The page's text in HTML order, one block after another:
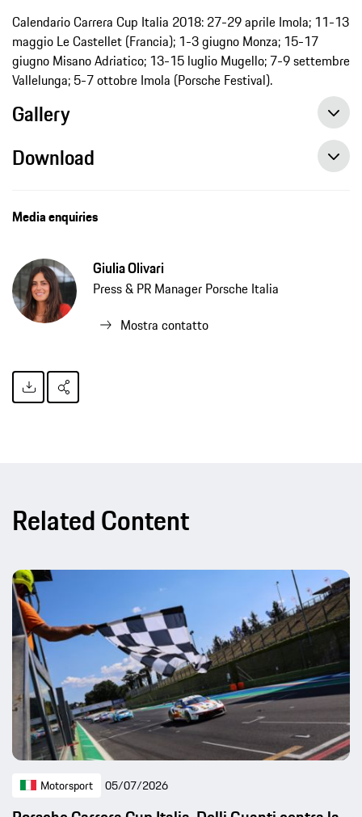
Calendario Carrera Cup Italia 2018: 27-29 aprile Imola; 11-13
maggio Le Castellet (Francia); 1-3 giugno Monza; 15-17
giugno Misano Adriatico; 13-15 luglio Mugello; 7-9 settembre
Vallelunga; 5-7 ottobre Imola (Porsche Festival).
Gallery
Download
Media enquiries
Giulia Olivari
Press & PR Manager Porsche Italia
Mostra contatto
Related Content
Motorsport 05/07/2026